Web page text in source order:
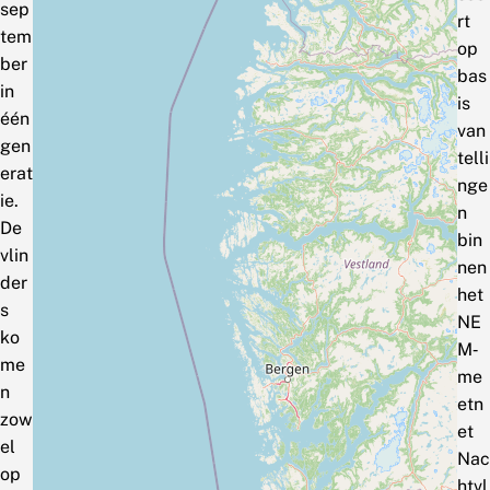
sep
tem
ber
in
één
gen
erat
ie.
De
vlin
der
s
ko
me
n
zow
el
op
rt
op
bas
is
van
telli
nge
n
bin
nen
het
NE
M‑
me
etn
et
Nac